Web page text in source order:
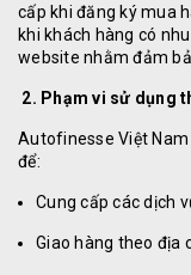
cấp khi đăng ký mua
khi khách hàng có
website nhằm đảm
2. Phạm vi sử dụng
Autofinesse Việt
để:
Cung cấp các dịch
Giao hàng theo địa